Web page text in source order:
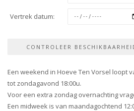
Vertrek datum:
Een weekend in Hoeve Ten Vorsel loopt
tot zondagavond 18:00u.
Voor een extra zondag overnachting
Een midweek is van maandagochtend